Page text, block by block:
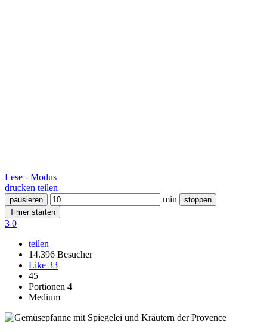
Lese - Modus
drucken teilen
pausieren min
stoppen
Timer starten
3 0
teilen
14.396 Besucher
Like 33
45
Portionen 4
Medium